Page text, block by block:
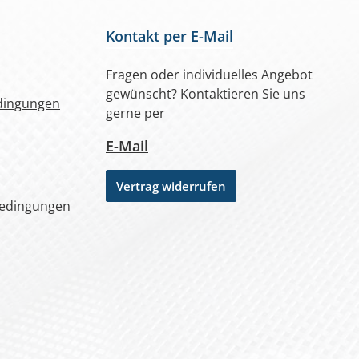
Kontakt per E-Mail
Fragen oder individuelles Angebot
gewünscht? Kontaktieren Sie uns
gerne per
E-Mail
Vertrag widerrufen